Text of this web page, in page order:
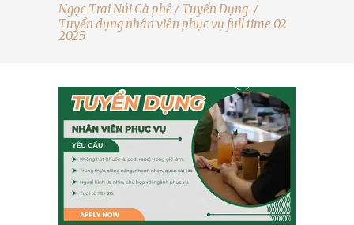
Ngọc Trai Núi Cà phê /Tuyển Dụng /
Tuyển dụng nhân viên phục vụ full time 02-
2025